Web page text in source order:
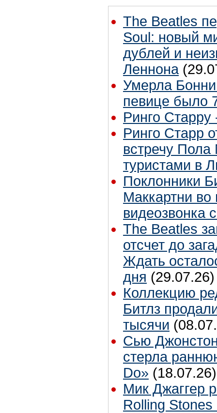
The Beatles
Soul: новый
дублей и
Леннона
Умерла
певице было
Ринго Старру
Ринго Старр
встречу Пола
туристами в
Поклонники
Маккартни во
видеозвонка
The Beatles
отсчет до
Ждать
дня (29.07.26)
Коллекцию
Битлз
тысячи
Сью
стерла
Do» (18.07.26)
Мик Джаггер
Rolling Stones